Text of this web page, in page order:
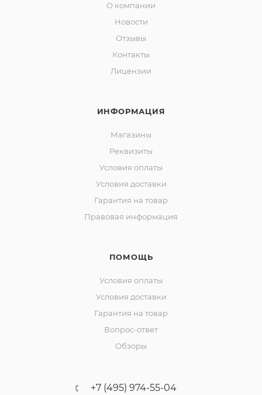
О компании
Новости
Отзывы
Контакты
Лицензии
ИНФОРМАЦИЯ
Магазины
Реквизиты
Условия оплаты
Условия доставки
Гарантия на товар
Правовая информация
ПОМОЩЬ
Условия оплаты
Условия доставки
Гарантия на товар
Вопрос-ответ
Обзоры
+7 (495) 974-55-04